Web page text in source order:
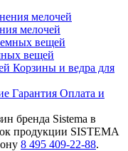
мелочей
вещей
Корзины и ведра для
Гарантия Оплата и
бренда Sistema в
продукции SISTEMA
8 495 409-22-88.